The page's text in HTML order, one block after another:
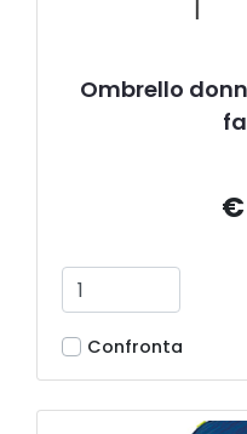
Ombrello
€
Confronta